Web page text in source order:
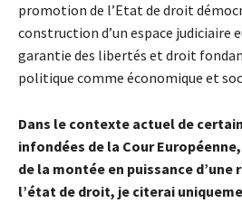
promotion de l’Etat de droit
construction d’un espace judiciaire
garantie des libertés et droit
politique comme économique et
Dans le contexte actuel de
infondées de la Cour
de la montée en puissance
l’état de droit, je citerai